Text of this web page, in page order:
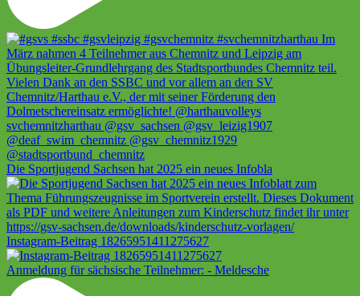
Die Sportjugend Sachsen hat 2025 ein neues Infobla
Instagram-Beitrag 18265951411275627
Anmeldung für sächsische Teilnehmer: - Meldesche